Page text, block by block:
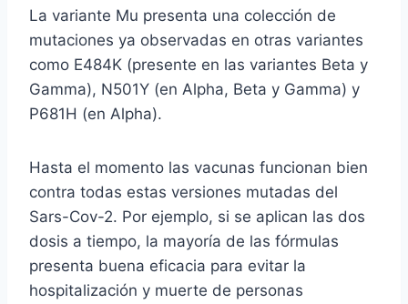
La variante Mu presenta una colección de
mutaciones ya observadas en otras variantes
como E484K (presente en las variantes Beta y
Gamma), N501Y (en Alpha, Beta y Gamma) y
P681H (en Alpha).
Hasta el momento las vacunas funcionan bien
contra todas estas versiones mutadas del
Sars-Cov-2. Por ejemplo, si se aplican las dos
dosis a tiempo, la mayoría de las fórmulas
presenta buena eficacia para evitar la
hospitalización y muerte de personas